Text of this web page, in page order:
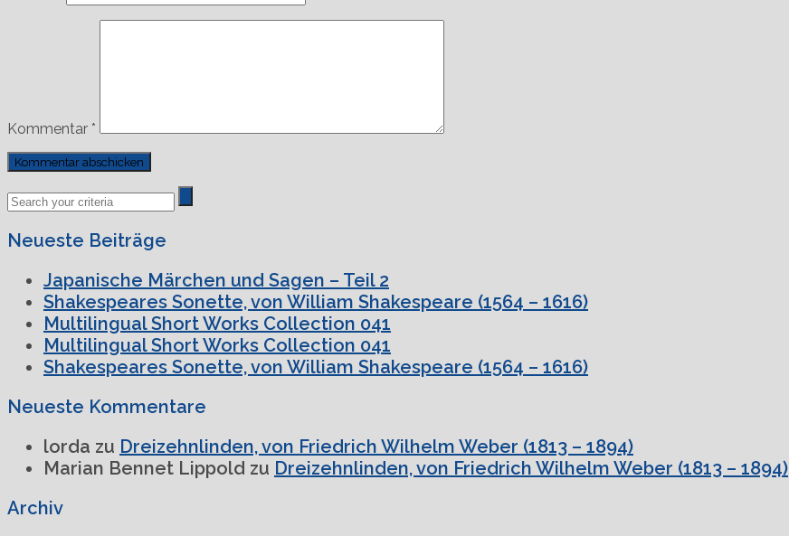
Kommentar *
Previous
Post
Next
Post
Neueste Beiträge
Japanische Märchen und Sagen – Teil 2
Shakespeares Sonette, von William Shakespeare (1564 – 1616)
Multilingual Short Works Collection 041
Multilingual Short Works Collection 041
Shakespeares Sonette, von William Shakespeare (1564 – 1616)
Neueste Kommentare
lorda zu Dreizehnlinden, von Friedrich Wilhelm Weber (1813 – 1894)
Marian Bennet Lippold zu Dreizehnlinden, von Friedrich Wilhelm Weber (1813 – 1894)
Archiv